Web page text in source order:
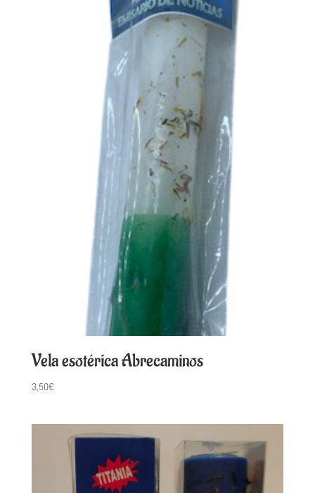
Vela esotérica Abrecaminos
3,50€